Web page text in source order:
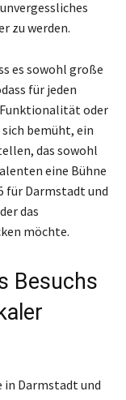
zu werden.
es sowohl große
für jeden
Funktionalität oder
bemüht, ein
das sowohl
eine Bühne
für Darmstadt und
das
möchte.
Besuchs
in Darmstadt und